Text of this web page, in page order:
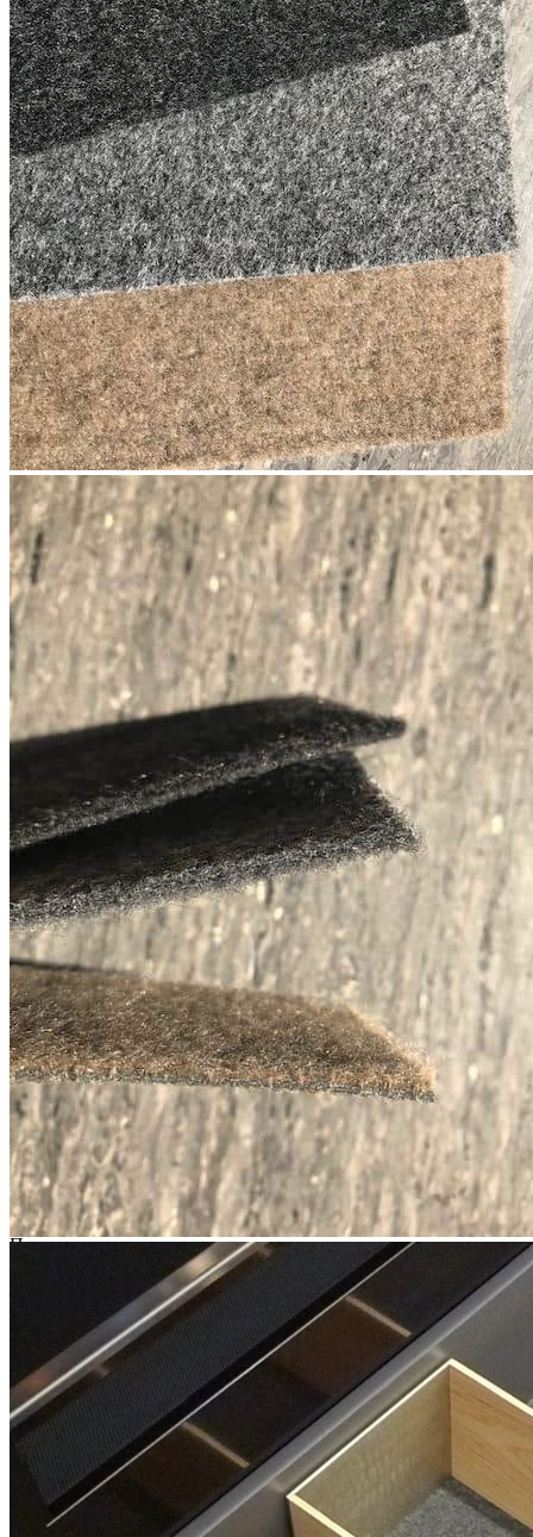
Размер листа: 1000 × 474 мм
Ширина: 474 мм
Толщина: 3,5 мм
Коврик продается кратно одному погонному метру.
Материалы
Материал: 100% полиэстер
Цвет: серый
Комплектация
В комплект входит:
Противоскользящий коврик INLAY размером 1000 × 474
мм — 1 шт.
Преимущества
• Высокое качество материала SUPERGRIP обеспечивает
превосходные противоскользящие свойства.
• Текстурированная поверхность надежно удерживает
предметы и предотвращает их перемещение внутри ящика.
• Защищает поверхность ящиков и полок от износа, царапин и
других мелких повреждений.
• Снижает уровень шума при открытии и закрытии
выдвижных ящиков.
• Гибкий и прочный материал легко подрезается под
необходимые размеры и удобен в использовании.
• Современный внешний вид и премиальное качество
исполнения делают коврик практичным дополнением к
любым системам хранения.
Дополнительная информация
При заказе коврика длиной более 1 метра, по возможности,
изделие будет отрезано от рулона одним куском необходимой
длины. Это позволяет выполнить раскрой с минимальным
количеством обрезков или полностью избежать их.
Длина рулона: 38 м.
Предусмотрена специальная цена при покупке полного
Сделано в Швеции
Гарантия: 2 года
Информация
Юридическая информация
Политика конфиденциальности
©2020 - 2026 «ONLY-WOOD»